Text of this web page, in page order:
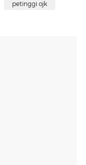
petinggi ojk